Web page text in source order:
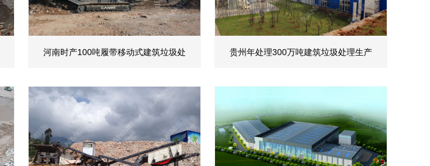
河南时产100吨履带移动式建筑垃圾处 贵州年处理300万吨建筑垃圾处理生产